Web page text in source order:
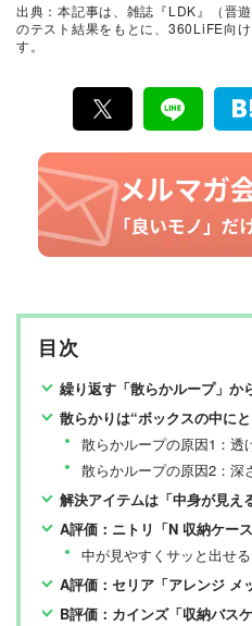
出典：本記事は、雑誌『LDK』（晋
のテスト結果をもとに、360LiFE向
す。
目次
繰り返す「散らかループ」か
散らかりは“ボックスの中に
散らかループの原因1：透けてな
散らかループの原因2：深
解決アイテムは「中身が見え
A評価：ニトリ「N 収納ケー
中が見やすくサッと出せる
A評価：セリア「アレンジ メ
B評価：カインズ「収納バス